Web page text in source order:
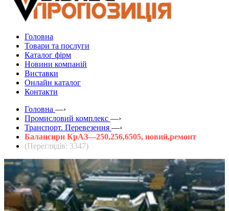
Головна
Товари та послуги
Каталог фірм
Новини компаній
Виставки
Онлайн каталог
Контакти
Головна —›
Промисловий комплекс —›
Транспорт. Перевезення —›
Балансири КрАЗ—250,256,6505, новий,ремонт
(Переглядів: 3347)